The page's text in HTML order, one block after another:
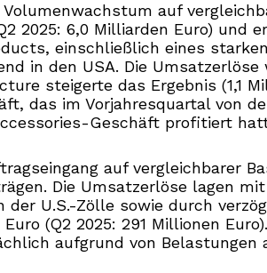
auf
2025: 6,0 Milliarden Euro)
einschließlich eines
in den USA. Die
steigerte das Ergebnis (1,1
das im Vorjahresquartal von
Geschäft profitiert
auf vergleichbarer
Die Umsatzerlöse lagen
U.S.-Zölle sowie durch
(Q2 2025: 291 Millionen
aufgrund von Belastungen